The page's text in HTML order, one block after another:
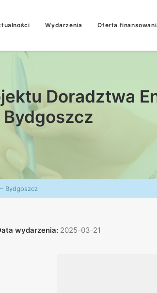
Wydarzenia Oferta
Doradztwa
Bydgoszcz
Bydgoszcz
wydarzenia: 2025-03-21